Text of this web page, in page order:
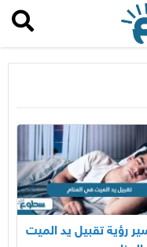
رؤية تقبيل يد الميت